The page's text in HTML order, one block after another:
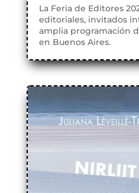
La Feria de Editores
editoriales, invitados
amplia programación
en Buenos Aires.